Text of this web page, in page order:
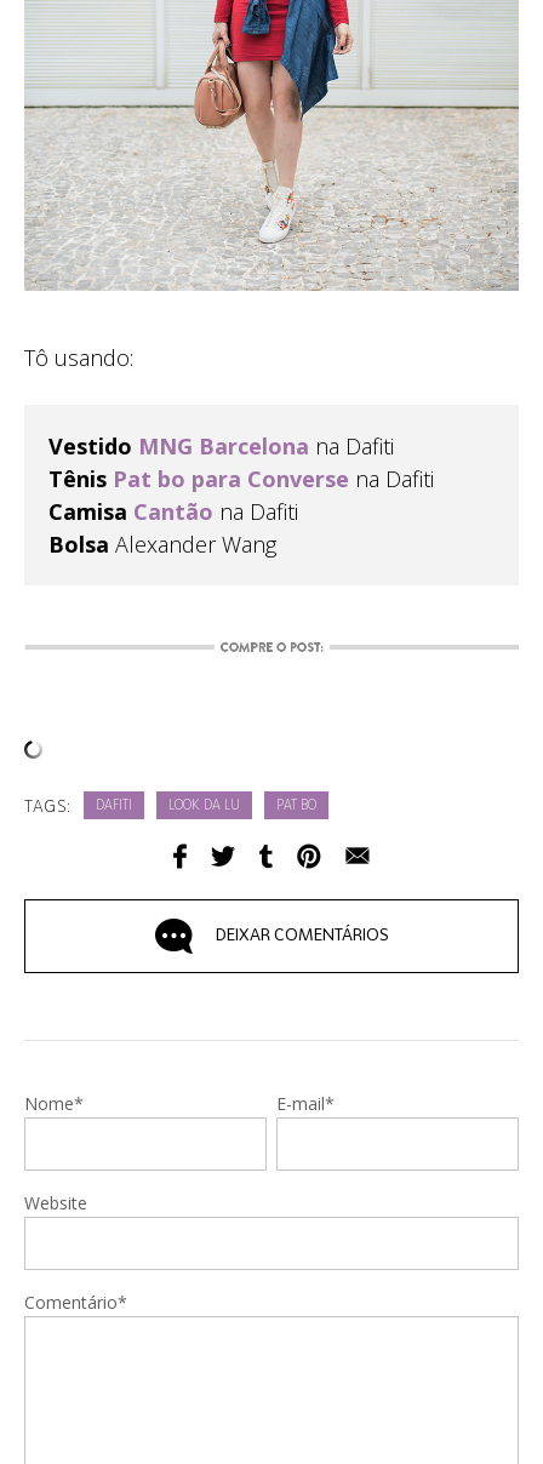
Tô usando:
Vestido MNG Barcelona na Dafiti
Tênis Pat bo para Converse na Dafiti
Camisa Cantão na Dafiti
Bolsa Alexander Wang
TAGS: DAFITI LOOK DA LU PAT BO
DEIXAR COMENTÁRIOS
Nome* E-mail*
Website
Comentário*